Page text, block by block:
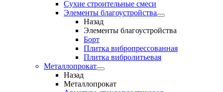
Сухие строительные смеси
Элементы благоустройства
Назад
Элементы благоустройства
Борт
Плитка вибропрессованная
Плитка вибролитьевая
Металлопрокат
Назад
Металлопрокат